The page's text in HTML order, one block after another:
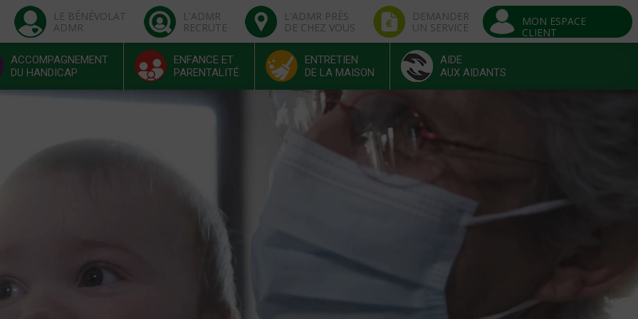
LE BÉNÉVOLAT
ADMR
L'ADMR
RECRUTE
L'ADMR PRÈS
DE CHEZ VOUS
DEMANDER
UN SERVICE
MON ESPACE
CLIENT
ACCOMPAGNEMENT
DU HANDICAP
ENFANCE ET
PARENTALITÉ
ENTRETIEN
DE LA MAISON
AIDE
AUX AIDANTS